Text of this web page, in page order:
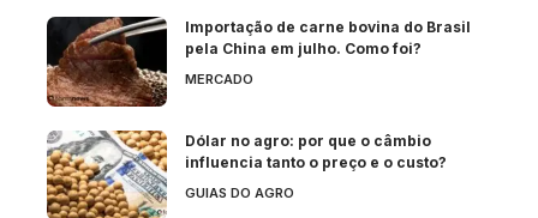
Importação de carne bovina do Brasil
pela China em julho. Como foi?
MERCADO
Dólar no agro: por que o câmbio
influencia tanto o preço e o custo?
GUIAS DO AGRO